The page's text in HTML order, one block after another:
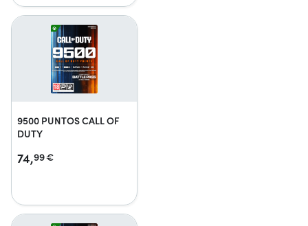
9500 PUNTOS CALL OF
DUTY
74,99€